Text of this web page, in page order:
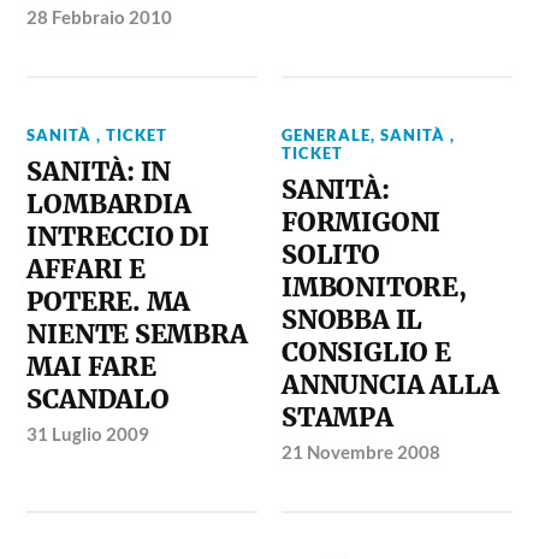
28 Febbraio 2010
SANITÀ , TICKET
SANITÀ: IN
LOMBARDIA
INTRECCIO DI
AFFARI E
POTERE. MA
NIENTE SEMBRA
MAI FARE
SCANDALO
31 Luglio 2009
GENERALE,SANITÀ ,
TICKET
SANITÀ:
FORMIGONI
SOLITO
IMBONITORE,
SNOBBA IL
CONSIGLIO E
ANNUNCIA ALLA
STAMPA
21 Novembre 2008